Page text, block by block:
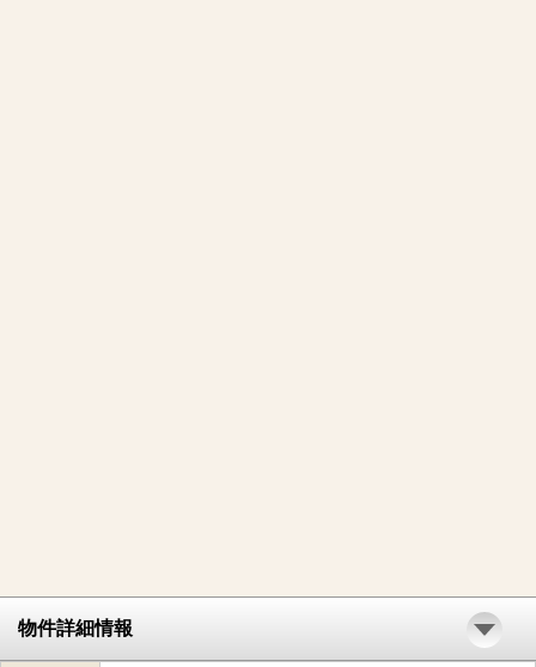
物件詳細情報